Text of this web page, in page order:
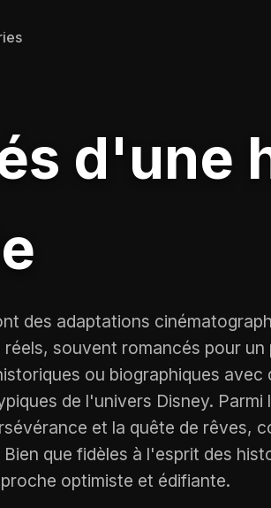
d'une
des adaptations
souvent romancés pour un
ou biographiques avec
de l'univers Disney. Parmi
et la quête de rêves,
Bien que fidèles à l'esprit des
optimiste et édifiante.